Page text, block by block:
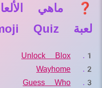
❓ ماهي
لعبة Emoji Quiz؟
Unlock Blox
Wayhome
Guess Who